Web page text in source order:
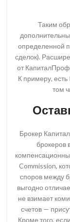
Таким
определенной
сделок).
от КапиталПроф
К примеру, есть
том
Брокер
брокеров
Commission,
споров между
выгодно
не взимает
счетов —
Кроме того,